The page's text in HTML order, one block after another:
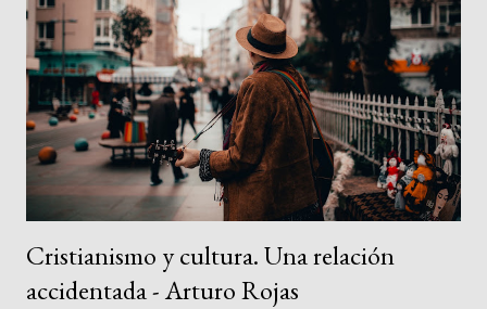
reglas de juego diferentes. Así, la ética cristiana se aplicaría en el
ámbito religioso, mientras que la antiética de Maquiavelo sería la
que habría que aplicar a la vida secular y política. Sea como fuere,
debemos reconocer que las prevenciones de los cristianos hacia
la política no carecen de fu...
Cristianismo y cultura. Una relación
accidentada - Arturo Rojas